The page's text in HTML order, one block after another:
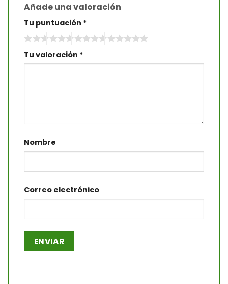
Añade una valoración
Tu puntuación *
Tu valoración *
Nombre
Correo electrónico